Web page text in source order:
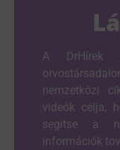
A DrHírek
nemzetközi
videók célja,
segítse a
információk